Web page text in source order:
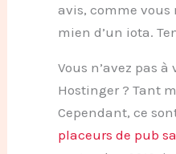
avis, comme vous
mien d’un iota.
Vous n’avez pas
Hostinger ? Tant
Cependant, ce
placeurs de pub